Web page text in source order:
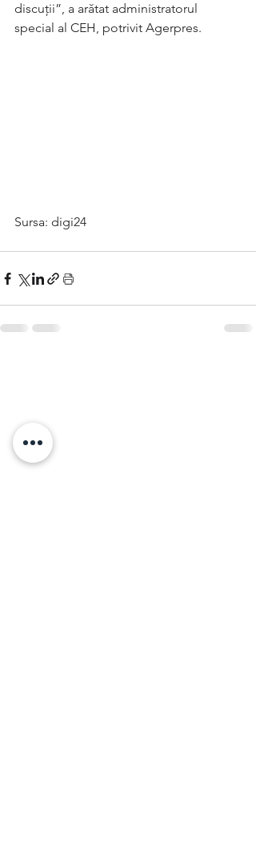
discuţii”, a arătat administratorul
special al CEH, potrivit Agerpres.
Sursa: digi24